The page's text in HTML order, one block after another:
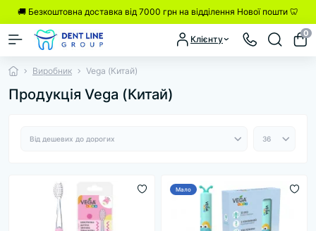
🚚 Безкоштовна доставка від 7000 грн на відділення Нової пошти 🦷
Клієнту
0
Виробник Vega (Китай)
Продукція Vega (Китай)
Мало